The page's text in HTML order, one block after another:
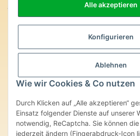
Alle akzeptieren
Konfigurieren
Ablehnen
Wie wir Cookies & Co nutzen
Durch Klicken auf „Alle akzeptieren“
Einsatz folgender Dienste auf unserer
notwendig, ReCaptcha. Sie können
jederzeit ändern (Fingerabdruck-Icon
SteinZeitOase
Frau Karin Philippin
Uhlandstr. 7
Heilversprechen:
Edelsteine und Mineralien werden im
besondere Kräfte und Eigenschaften
ausdrücklich darauf hin, dass alle
Produkte im Internet, Prospekten oder
überlassenen Unterlagen bisher weder
wissenschaftlich nachweisbar sind. Die
beruhen ausschließlich auf